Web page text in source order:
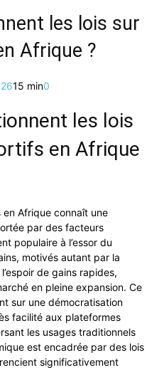
les lois sur
Afrique ?
15 min0
les lois
en Afrique
Afrique connaît une
par des facteurs
populaire à l’essor du
motivés autant par la
de gains rapides,
en pleine expansion. Ce
sur une démocratisation
facilité aux plateformes
les usages traditionnels
est encadrée par des lois
significativement